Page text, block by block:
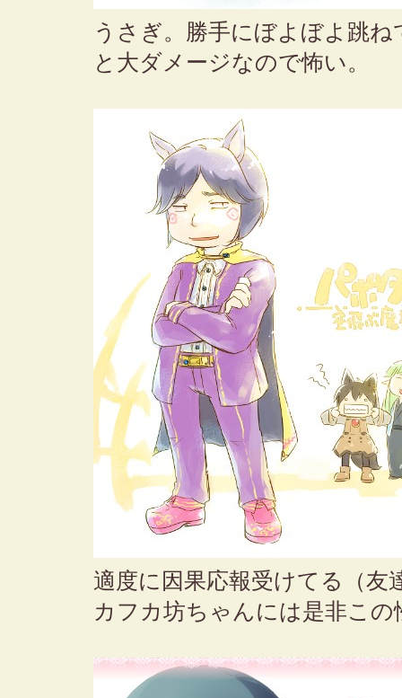
うさぎ。勝手にぼよぼよ跳
と大ダメージなので怖い。
適度に因果応報受けてる（
カフカ坊ちゃんには是非こ